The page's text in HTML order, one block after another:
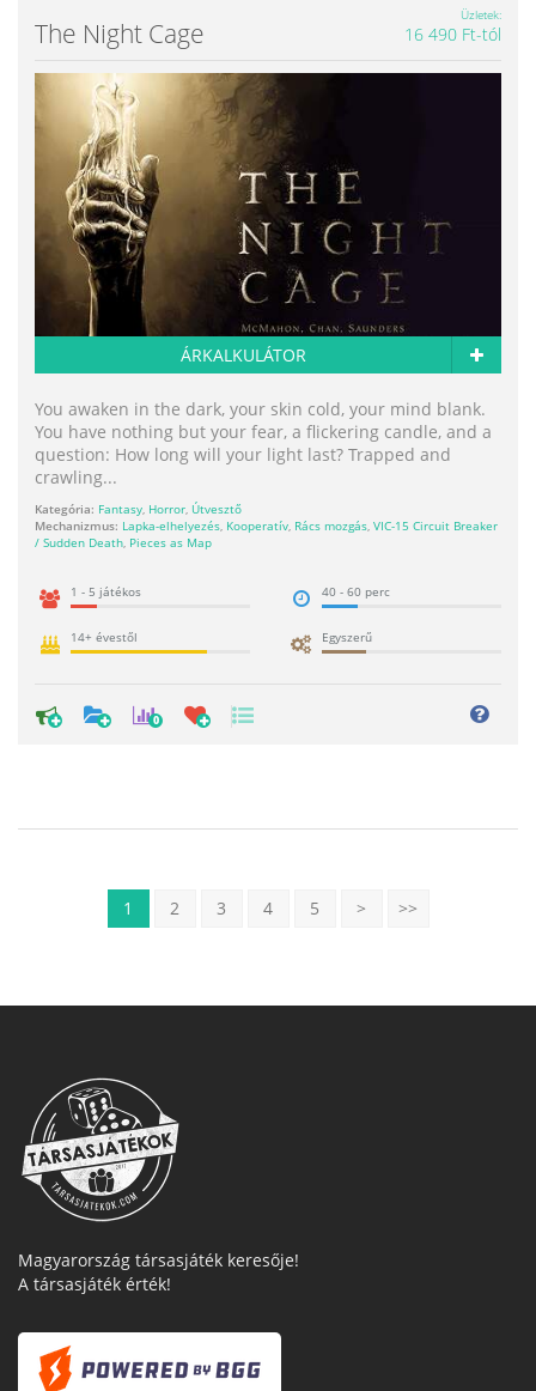
The Night Cage
Üzletek
16 490 Ft-tól
ÁRKALKULÁTOR
You awaken in the dark, your skin cold, your mind blank.
You have nothing but your fear, a flickering candle, and a
question: How long will your light last? Trapped and
crawling...
Kategória: Fantasy, Horror, Útvesztő
Mechanizmus: Lapka-elhelyezés, Kooperatív, Rács mozgás, VIC-15 Circuit Breaker
/ Sudden Death, Pieces as Map
1 - 5 játékos 40 - 60 perc
14+ évestől Egyszerű
0
1 2 3 4 5 > >>
Magyarország társasjáték keresője!
A társasjáték érték!